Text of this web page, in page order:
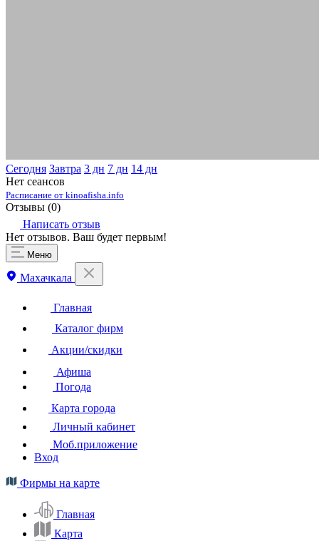
Сегодня Завтра 3 дн 7 дн 14 дн
Нет сеансов
Расписание от kinoafisha.info
Отзывы (0)
Написать отзыв
Нет отзывов. Ваш будет первым!
Меню
Махачкала
Главная
Каталог фирм
Акции/скидки
Афиша
Погода
Карта города
Личный кабинет
Моб.приложение
Вход
Фирмы на карте
Главная
Карта